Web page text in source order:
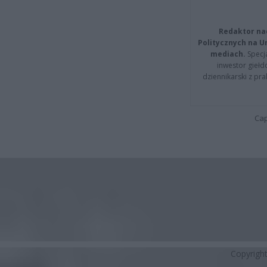
Redaktor
Politycznych na
mediach.
inwestor
dziennikarski z